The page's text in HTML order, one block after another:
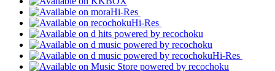
Hi-Res
Hi-Res
Hi-Res